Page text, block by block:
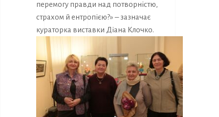
перемогу правди над потворністю,
страхом й ентропією?» – зазначає
кураторка виставки Діана Клочко.